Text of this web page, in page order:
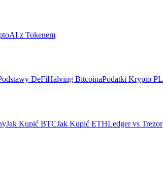
AI z Tokenem
DeFiHalving BitcoinaPodatki Krypto PL
Jak Kupić BTCJak Kupić ETHLedger vs Trezor